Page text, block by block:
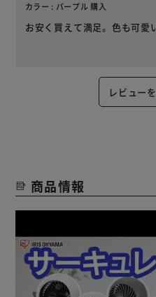
カラー : パープル 購入
お安く買えて満足。色も可愛
レビュー
商品情報